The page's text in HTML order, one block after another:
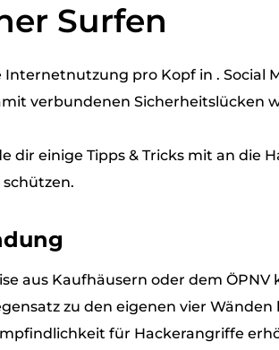
Surfen
pro Kopf in . Social
verbundenen Sicherheitslücken
einige Tipps & Tricks mit an die
aus Kaufhäusern oder dem ÖPNV
zu den eigenen vier Wänden
für Hackerangriffe